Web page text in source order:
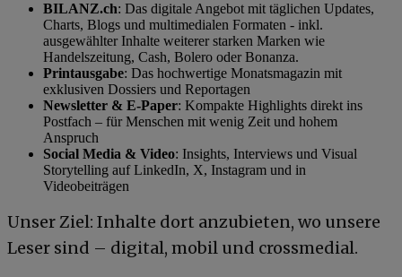
BILANZ.ch: Das digitale Angebot mit täglichen Updates,
Charts, Blogs und multimedialen Formaten - inkl.
ausgewählter Inhalte weiterer starken Marken wie
Handelszeitung, Cash, Bolero oder Bonanza.
Printausgabe: Das hochwertige Monatsmagazin mit
exklusiven Dossiers und Reportagen
Newsletter & E-Paper: Kompakte Highlights direkt ins
Postfach – für Menschen mit wenig Zeit und hohem
Anspruch
Social Media & Video: Insights, Interviews und Visual
Storytelling auf LinkedIn, X, Instagram und in
Videobeiträgen
Unser Ziel: Inhalte dort anzubieten, wo unsere
Leser sind – digital, mobil und crossmedial.